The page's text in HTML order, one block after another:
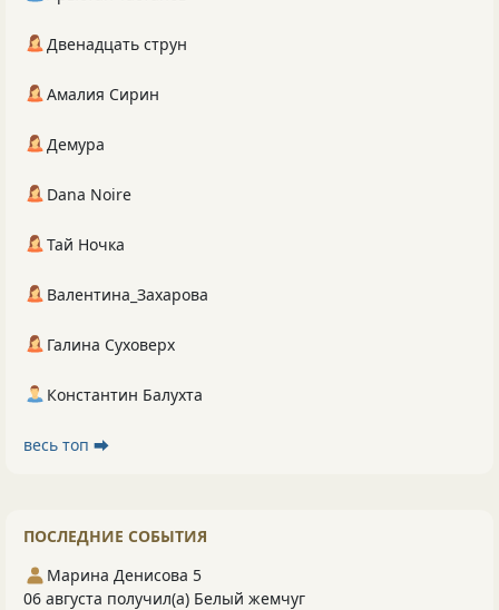
Двенадцать струн
Амалия Сирин
Демура
Dana Noire
Тай Ночка
Валентина_Захарова
Галина Суховерх
Константин Балухта
весь топ ⮕
ПОСЛЕДНИЕ СОБЫТИЯ
Марина Денисова 5
06 августа получил(а) Белый жемчуг